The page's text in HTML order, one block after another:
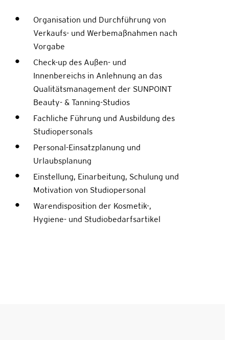
Organisation und Durchführung von
Verkaufs- und Werbemaßnahmen nach
Vorgabe
Check-up des Außen- und
Innenbereichs in Anlehnung an das
Qualitätsmanagement der SUNPOINT
Beauty- & Tanning-Studios
Fachliche Führung und Ausbildung des
Studiopersonals
Personal-Einsatzplanung und
Urlaubsplanung
Einstellung, Einarbeitung, Schulung und
Motivation von Studiopersonal
Warendisposition der Kosmetik-,
Hygiene- und Studiobedarfsartikel